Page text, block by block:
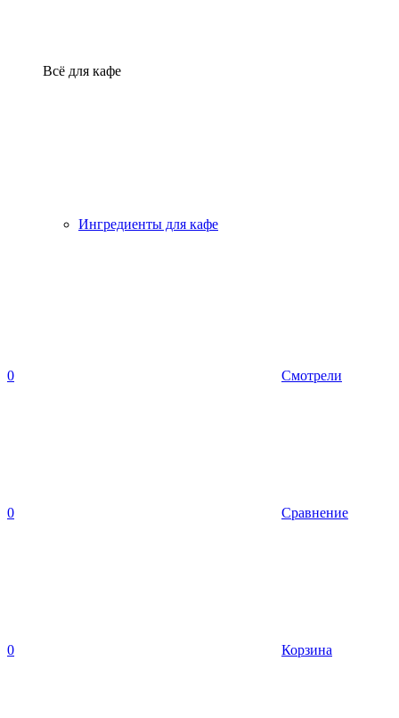
Всё для кафе
Ингредиенты для кафе
0 Смотрели
0 Сравнение
0 Корзина